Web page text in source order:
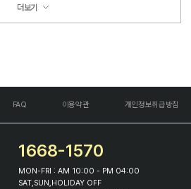
더보기
FAQ 이용약관 개인정보취급방침
1668-1570
MON-FRI : AM 10:00 - PM 04:00
SAT,SUN,HOLIDAY OFF